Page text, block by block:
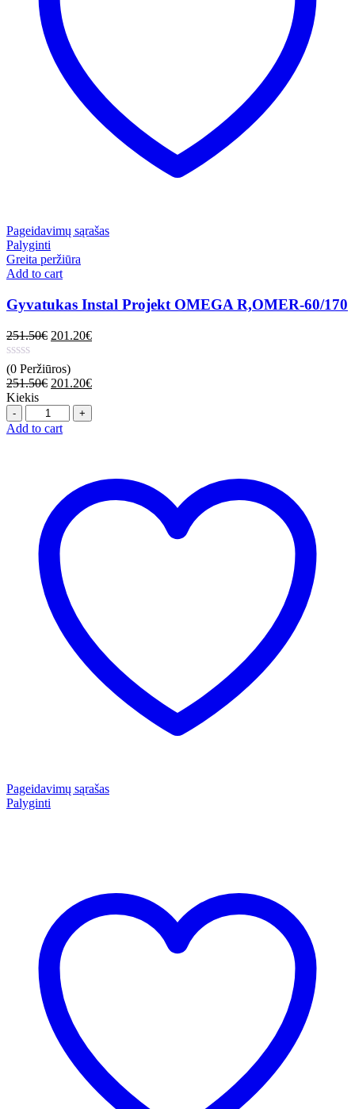
Pageidavimų sąrašas
Palyginti
Greita peržiūra
Add to cart
Gyvatukas Instal Projekt OMEGA R,OMER-60/170
251.50€ 201.20€
(0 Peržiūros)
251.50€ 201.20€
Kiekis
Quantity
Add to cart
Pageidavimų sąrašas
Palyginti